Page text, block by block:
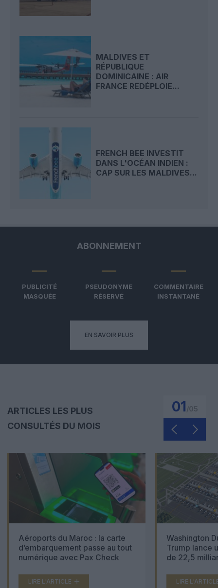
MALDIVES ET
RÉPUBLIQUE
DOMINICAINE : AIR
FRANCE REDÉPLOIE...
FRENCH BEE INVESTIT
DANS L'OCÉAN INDIEN :
CAP SUR LES MALDIVES...
ABONNEMENT
PUBLICITÉ
MASQUÉE
PSEUDONYME
RÉSERVÉ
COMMENTAIRE
INSTANTANÉ
EN SAVOIR PLUS
ARTICLES LES PLUS
CONSULTÉS DU MOIS
01
Aéroports du Maroc : la carte
d’embarquement passe au tout
numérique avec Pax Check
LIRE L'ARTICLE
Washington
Trump lance
de 22,5
LIRE